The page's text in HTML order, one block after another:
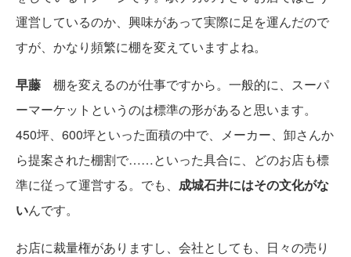
運営しているのか、興味があって実際に足を運んだので
すが、かなり頻繁に棚を変えていますよね。
早藤 棚を変えるのが仕事ですから。一般的に、スーパ
ーマーケットというのは標準の形があると思います。
450坪、600坪といった面積の中で、メーカー、卸さんか
ら提案された棚割で……といった具合に、どのお店も標
準に従って運営する。でも、 成城石井にはその文化がな
いんです。
お店に裁量権がありますし、会社としても、日々の売り